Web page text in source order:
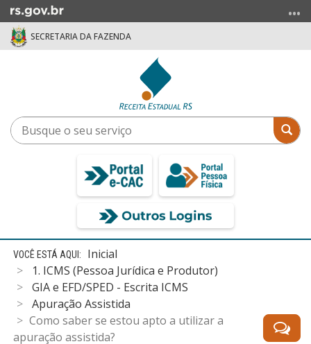
para
menu
SECRETARIA DA FAZENDA
Busque
o
Início
conteúdo
Inicial
1. ICMS (Pessoa Jurídica e Produtor)
GIA e EFD/SPED - Escrita ICMS
Apuração Assistida
Como saber se estou apto a utilizar a
apuração assistida?